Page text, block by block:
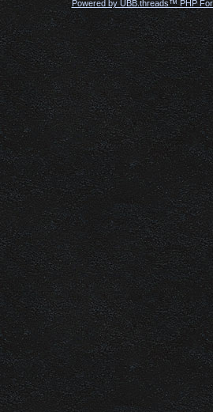
Powered by UBB.threads™ PHP